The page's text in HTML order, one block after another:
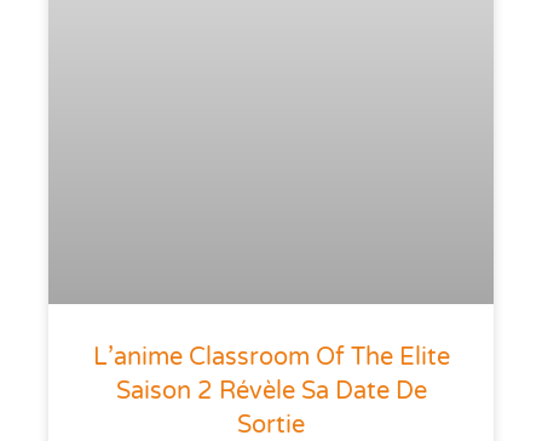
L’anime Classroom Of The Elite
Saison 2 Révèle Sa Date De
Sortie